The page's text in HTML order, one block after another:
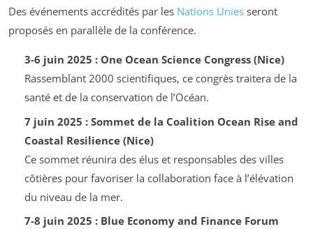
Des événements accrédités par les Nations Unies seront
proposés en parallèle de la conférence.
3-6 juin 2025 : One Ocean Science Congress (Nice)
Rassemblant 2000 scientifiques, ce congrès traitera de la
santé et de la conservation de l’Océan.
7 juin 2025 : Sommet de la Coalition Ocean Rise and
Coastal Resilience (Nice)
Ce sommet réunira des élus et responsables des villes
côtières pour favoriser la collaboration face à l’élévation
du niveau de la mer.
7-8 juin 2025 : Blue Economy and Finance Forum